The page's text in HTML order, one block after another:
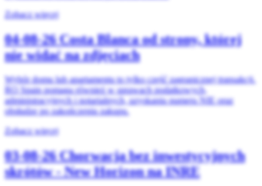
Zobacz więcej
04-08-26Costa Blanca od strony, której
nie widać na zdjęciach
Wybór domu lub apartamentu to tylko część zagranicznej transakcji.
RO Spain pomaga również w sprawach podatkowych,
administracyjnych i notarialnych, uzyskaniu numeru NIE oraz
obsłudze po zakończeniu zakupu.
Zobacz więcej
03-08-26Chorwacja bez inwestycyjnych
skrótów - New Horizon na INRE